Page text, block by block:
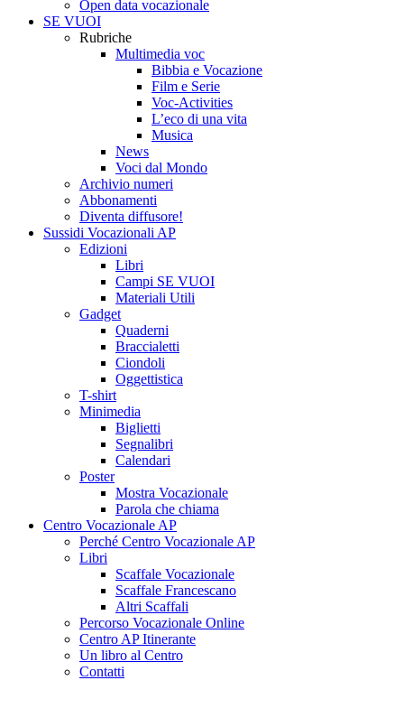
Open data vocazionale
SE VUOI
Rubriche
Multimedia voc
Bibbia e Vocazione
Film e Serie
Voc-Activities
L’eco di una vita
Musica
News
Voci dal Mondo
Archivio numeri
Abbonamenti
Diventa diffusore!
Sussidi Vocazionali AP
Edizioni
Libri
Campi SE VUOI
Materiali Utili
Gadget
Quaderni
Braccialetti
Ciondoli
Oggettistica
T-shirt
Minimedia
Biglietti
Segnalibri
Calendari
Poster
Mostra Vocazionale
Parola che chiama
Centro Vocazionale AP
Perché Centro Vocazionale AP
Libri
Scaffale Vocazionale
Scaffale Francescano
Altri Scaffali
Percorso Vocazionale Online
Centro AP Itinerante
Un libro al Centro
Contatti